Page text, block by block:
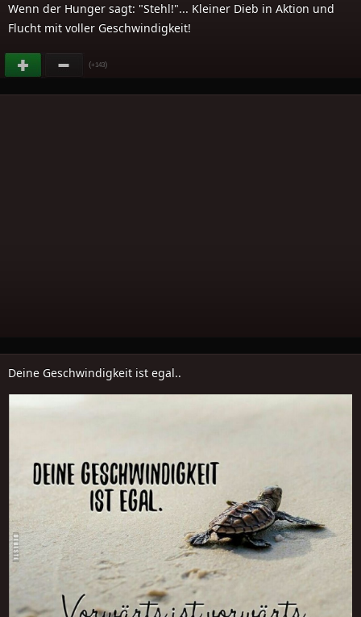
Wenn der Hunger sagt: "Stehl!"... Kleiner Dieb in Aktion und
Flucht mit voller Geschwindigkeit!
(+143)
Deine Geschwindigkeit ist egal..